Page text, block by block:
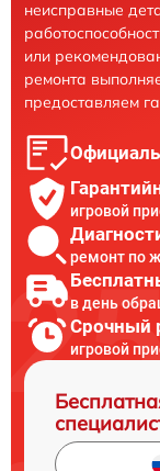
неисправные
или
ремонта
предоставляем
игровой
ремонт по
в день
Срочный
игровой